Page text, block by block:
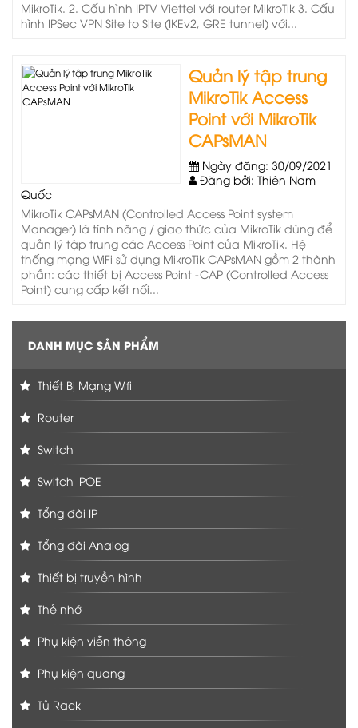
MikroTik. 2. Cấu hình IPTV Viettel với router MikroTik 3. Cấu
hình IPSec VPN Site to Site (IKEv2, GRE tunnel) với...
Quản lý tập trung
MikroTik Access
Point với MikroTik
CAPsMAN
Ngày đăng: 30/09/2021
Đăng bởi: Thiên Nam
Quốc
MikroTik CAPsMAN (Controlled Access Point system
Manager) là tính năng / giao thức của MikroTik dùng để
quản lý tập trung các Access Point của MikroTik. Hệ
thống mạng WiFi sử dụng MikroTik CAPsMAN gồm 2 thành
phần: các thiết bị Access Point -CAP (Controlled Access
Point) cung cấp kết nối...
DANH MỤC SẢN PHẨM
Thiết Bị Mạng Wifi
Router
Switch
Switch_POE
Tổng đài IP
Tổng đài Analog
Thiết bị truyền hình
Thẻ nhớ
Phụ kiện viễn thông
Phụ kiện quang
Tủ Rack